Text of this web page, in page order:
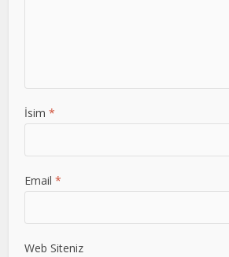
İsim *
Email *
Web Siteniz